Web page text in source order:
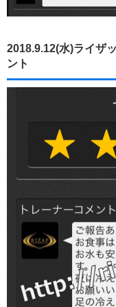
2018.9.12(水)ライザ
ント